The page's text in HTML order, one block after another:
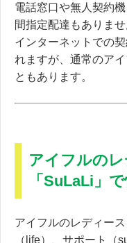
電話窓口や無人契約
間指定配達もありませ
インターネットでの
れますが、通常のア
ともあります。
アイフルの
「SuLaLi」
アイフルのレディー
（life）、サポート（